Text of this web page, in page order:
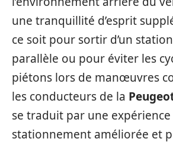
une tranquillité d’esprit
ce soit pour sortir d’un
parallèle ou pour éviter les
piétons lors de manœuvres
les conducteurs de la
se traduit par une expérience
stationnement améliorée et